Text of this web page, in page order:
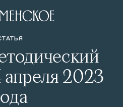
апреля 2023